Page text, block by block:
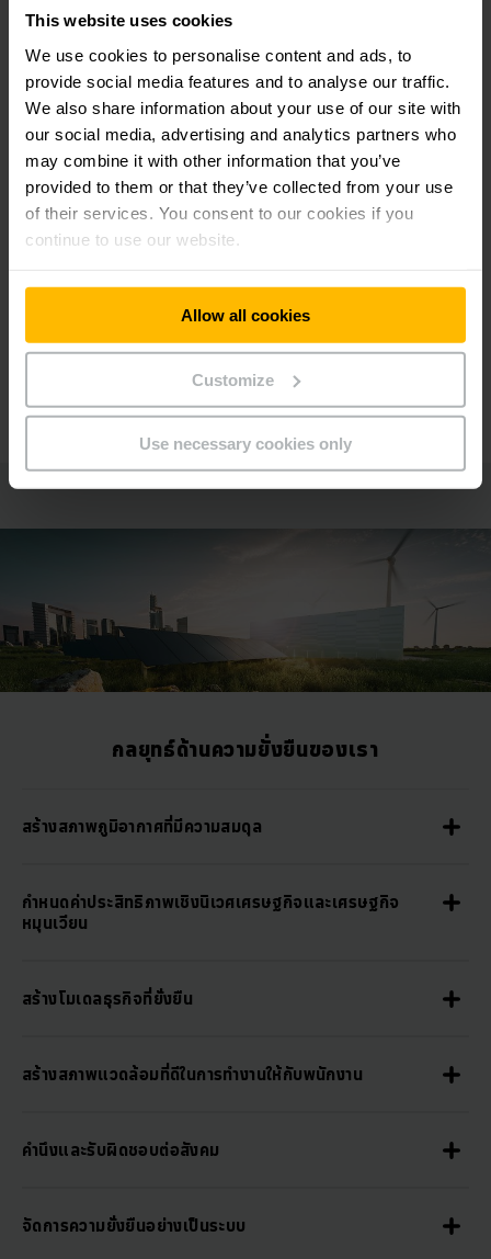
This website uses cookies
We use cookies to personalise content and ads, to
provide social media features and to analyse our traffic.
We also share information about your use of our site with
our social media, advertising and analytics partners who
may combine it with other information that you’ve
provided to them or that they’ve collected from your use
of their services. You consent to our cookies if you
continue to use our website.
Allow all cookies
Customize
Use necessary cookies only
สถานะระดับแพลตินัม
ตอกย้ำความเป็นองค์กรชั้นนำที่ขับเคลื่อนธุรกิจด้วย
เท่านั้นที่ได้รับรางวัลระดับ Platinum
กลยุทธ์ด้านความยั่งยืนของเรา
สร้างสภาพภูมิอากาศที่มีความสมดุล
กำหนดค่าประสิทธิภาพเชิงนิเวศเศรษฐกิจและเศรษฐกิจ
หมุนเวียน
สร้างโมเดลธุรกิจที่ยั่งยืน
สร้างสภาพแวดล้อมที่ดีในการทำงานให้กับพนักงาน
คำนึงและรับผิดชอบต่อสังคม
จัดการความยั่งยืนอย่างเป็นระบบ